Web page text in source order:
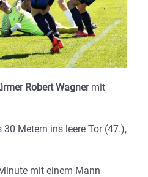
Robert Wagnermit
Metern ins leere Tor (47.),
mit einem Mann